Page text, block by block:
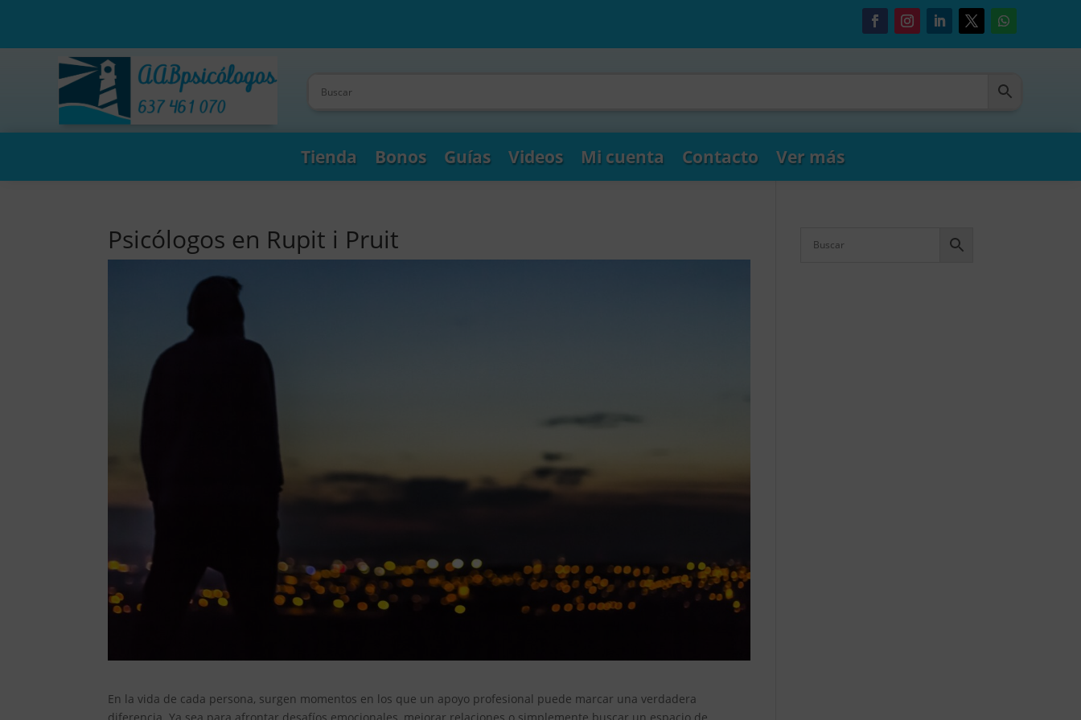
Tienda Bonos Guías Videos Mi cuenta Contacto Ver más
Psicólogos en Rupit i Pruit
En la vida de cada persona, surgen momentos en los que un apoyo profesional puede marcar una verdadera